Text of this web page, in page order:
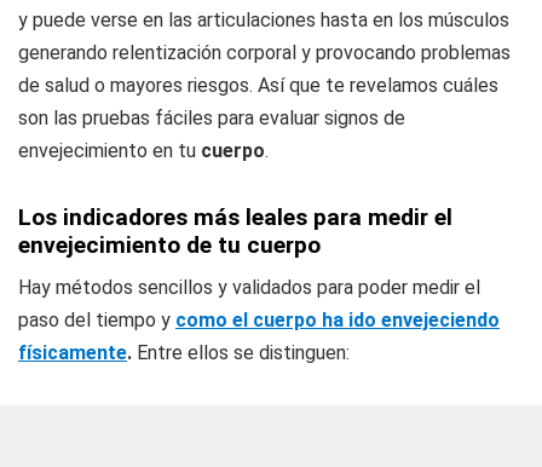
y puede verse en las articulaciones hasta en los músculos
generando relentización corporal y provocando problemas
de salud o mayores riesgos. Así que te revelamos cuáles
son las pruebas fáciles para evaluar signos de
envejecimiento en tu cuerpo.
Los indicadores más leales para medir el
envejecimiento de tu cuerpo
Hay métodos sencillos y validados para poder medir el
paso del tiempo y como el cuerpo ha ido envejeciendo
físicamente. Entre ellos se distinguen: